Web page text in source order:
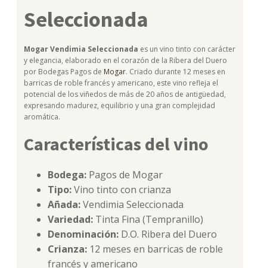
Seleccionada
Mogar Vendimia Seleccionada es un vino tinto con carácter
y elegancia, elaborado en el corazón de la Ribera del Duero
por Bodegas Pagos de Mogar. Criado durante 12 meses en
barricas de roble francés y americano, este vino refleja el
potencial de los viñedos de más de 20 años de antigüedad,
expresando madurez, equilibrio y una gran complejidad
aromática.
Características del vino
Bodega: Pagos de Mogar
Tipo:Vino tinto con crianza
Añada:Vendimia Seleccionada
Variedad: Tinta Fina (Tempranillo)
Denominación: D.O. Ribera del Duero
Crianza: 12 meses en barricas de roble
francés y americano